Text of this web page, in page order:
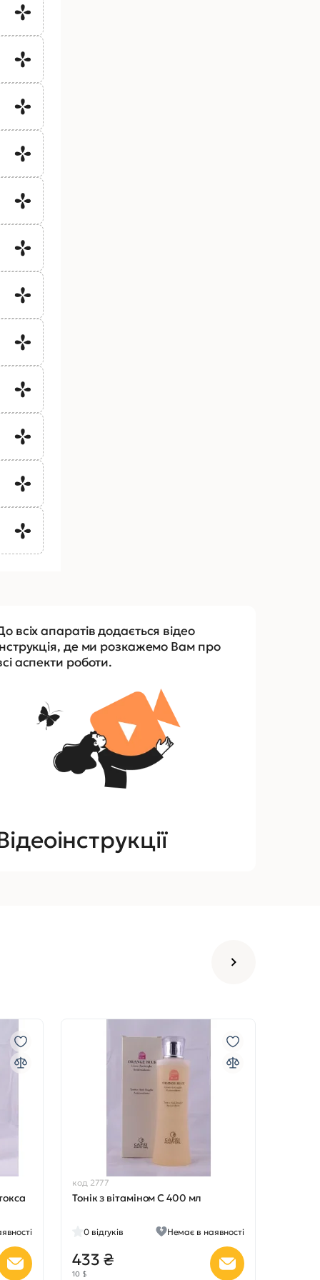
всіх апаратів додається відео
де ми розкажемо Вам про
аспекти роботи.
код 2777
Тонік з вітаміном С 400 мл
0 відгуків Немає в наявності
433 ₴
10 $